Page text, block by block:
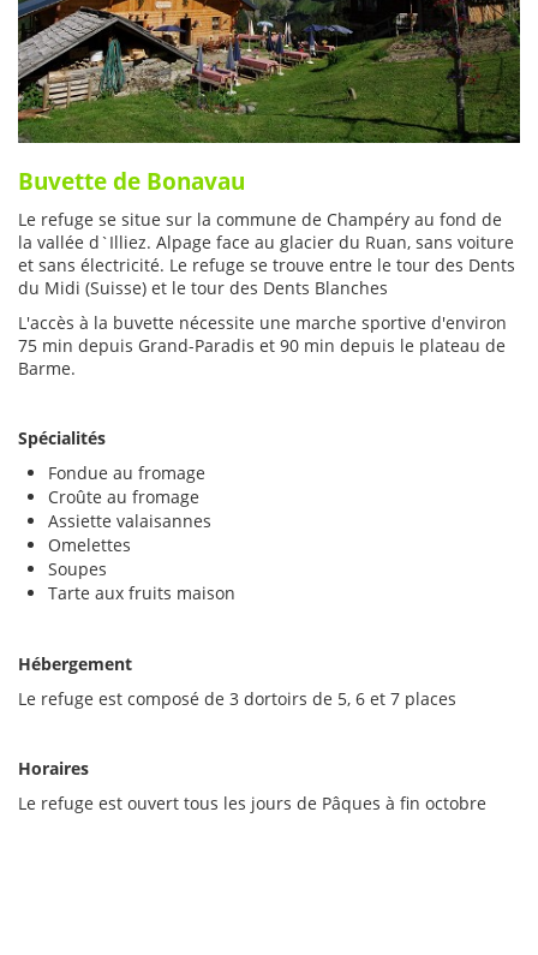
Buvette de Bonavau
Le refuge se situe sur la commune de Champéry au fond de
la vallée d`Illiez. Alpage face au glacier du Ruan, sans voiture
et sans électricité. Le refuge se trouve entre le tour des Dents
du Midi (Suisse) et le tour des Dents Blanches
L'accès à la buvette nécessite une marche sportive d'environ
75 min depuis Grand-Paradis et 90 min depuis le plateau de
Barme.
Spécialités
Fondue au fromage
Croûte au fromage
Assiette valaisannes
Omelettes
Soupes
Tarte aux fruits maison
Hébergement
Le refuge est composé de 3 dortoirs de 5, 6 et 7 places
Horaires
Le refuge est ouvert tous les jours de Pâques à fin octobre